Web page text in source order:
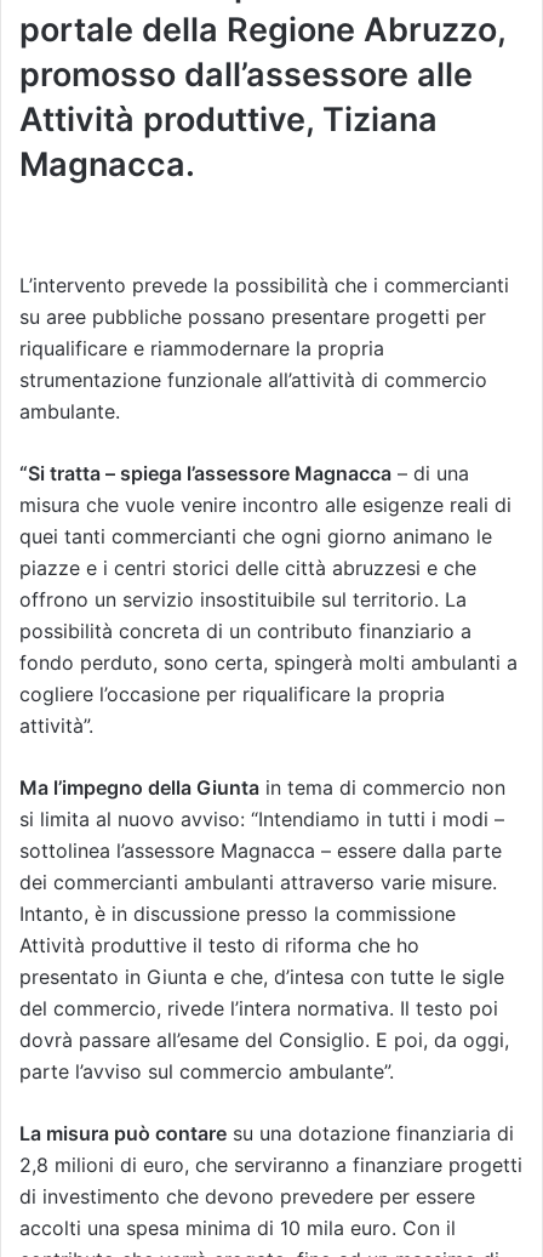
portale della Regione Abruzzo,
promosso dall’assessore alle
Attività produttive, Tiziana
Magnacca.
L’intervento prevede la possibilità che i commercianti
su aree pubbliche possano presentare progetti per
riqualificare e riammodernare la propria
strumentazione funzionale all’attività di commercio
ambulante.
“Si tratta – spiega l’assessore Magnacca – di una
misura che vuole venire incontro alle esigenze reali di
quei tanti commercianti che ogni giorno animano le
piazze e i centri storici delle città abruzzesi e che
offrono un servizio insostituibile sul territorio. La
possibilità concreta di un contributo finanziario a
fondo perduto, sono certa, spingerà molti ambulanti a
cogliere l’occasione per riqualificare la propria
attività”.
Ma l’impegno della Giunta in tema di commercio non
si limita al nuovo avviso: “Intendiamo in tutti i modi –
sottolinea l’assessore Magnacca – essere dalla parte
dei commercianti ambulanti attraverso varie misure.
Intanto, è in discussione presso la commissione
Attività produttive il testo di riforma che ho
presentato in Giunta e che, d’intesa con tutte le sigle
del commercio, rivede l’intera normativa. Il testo poi
dovrà passare all’esame del Consiglio. E poi, da oggi,
parte l’avviso sul commercio ambulante”.
La misura può contare su una dotazione finanziaria di
2,8 milioni di euro, che serviranno a finanziare progetti
di investimento che devono prevedere per essere
accolti una spesa minima di 10 mila euro. Con il